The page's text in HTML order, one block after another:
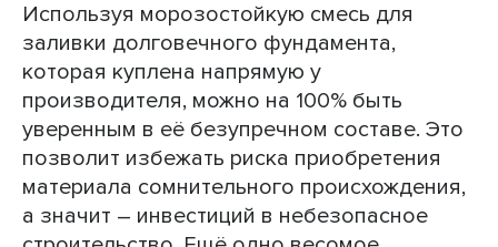
Используя морозостойкую смесь для
заливки долговечного фундамента,
которая куплена напрямую у
производителя, можно на 100% быть
уверенным в её безупречном составе. Это
позволит избежать риска приобретения
материала сомнительного происхождения,
а значит – инвестиций в небезопасное